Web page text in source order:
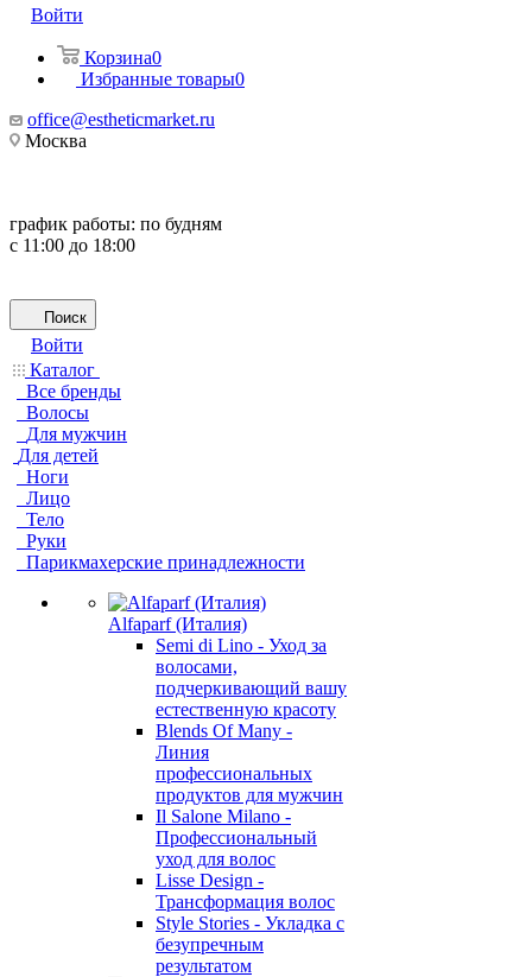
Войти
Корзина0
Избранные товары0
office@estheticmarket.ru
Москва
график работы: по будням
с 11:00 до 18:00
Поиск
Войти
Каталог
Все бренды
Волосы
Для мужчин
Для детей
Ноги
Лицо
Тело
Руки
Парикмахерские принадлежности
Alfaparf (Италия)
Semi di Lino - Уход за
волосами,
подчеркивающий вашу
естественную красоту
Blends Of Many -
Линия
профессиональных
продуктов для мужчин
Il Salone Milano -
Профессиональный
уход для волос
Lisse Design -
Трансформация волос
Style Stories - Укладка с
безупречным
результатом